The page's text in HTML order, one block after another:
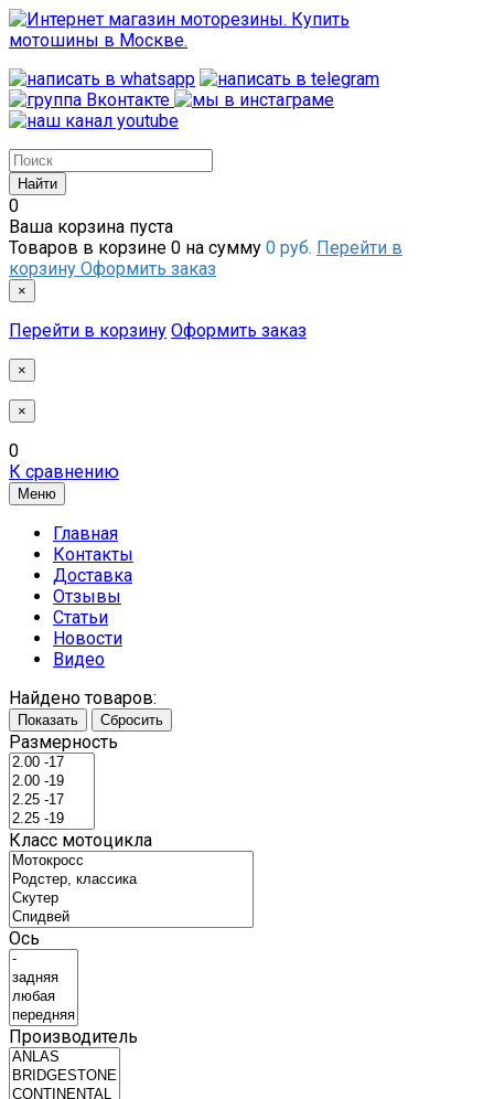
0
Ваша корзина пуста
Товаров в корзине 0 на сумму 0 руб. Перейти в
корзину Оформить заказ
×
Перейти в корзину Оформить заказ
×
×
0
К сравнению
Меню
Главная
Контакты
Доставка
Отзывы
Статьи
Новости
Видео
Найдено товаров:
Показать Сбросить
Размерность
Класс мотоцикла
Ось
Производитель